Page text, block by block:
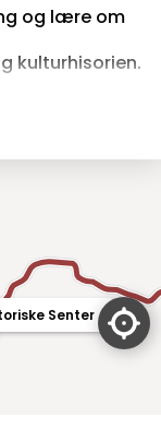
Senter
og lære om
kulturhisorien.